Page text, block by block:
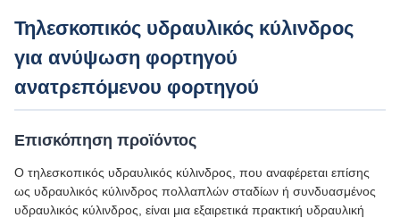
Τηλεσκοπικός υδραυλικός κύλινδρος
για ανύψωση φορτηγού
ανατρεπόμενου φορτηγού
Επισκόπηση προϊόντος
Ο τηλεσκοπικός υδραυλικός κύλινδρος, που αναφέρεται επίσης
ως υδραυλικός κύλινδρος πολλαπλών σταδίων ή συνδυασμένος
υδραυλικός κύλινδρος, είναι μια εξαιρετικά πρακτική υδραυλική